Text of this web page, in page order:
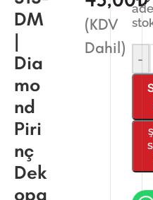
DM
|
Dia
mo
nd
Piri
nç
Dek
opa
(KDV
Dahil)
-